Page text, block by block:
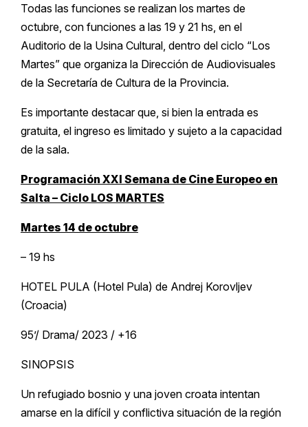
Todas las funciones se realizan los martes de
octubre, con funciones a las 19 y 21 hs, en el
Auditorio de la Usina Cultural, dentro del ciclo “Los
Martes” que organiza la Dirección de Audiovisuales
de la Secretaría de Cultura de la Provincia.
Es importante destacar que, si bien la entrada es
gratuita, el ingreso es limitado y sujeto a la capacidad
de la sala.
Programación XXI Semana de Cine Europeo en
Salta – Ciclo LOS MARTES
Martes 14 de octubre
– 19 hs
HOTEL PULA (Hotel Pula) de Andrej Korovljev
(Croacia)
95’/ Drama/ 2023 / +16
SINOPSIS
Un refugiado bosnio y una joven croata intentan
amarse en la difícil y conflictiva situación de la región